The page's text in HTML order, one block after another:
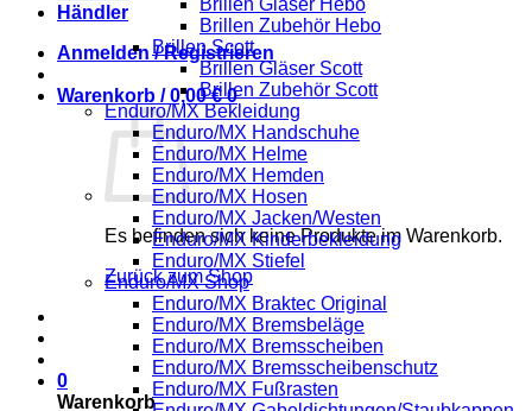
Händler
Anmelden / Registrieren
Warenkorb /0,00€ 0
Es befinden sich keine Produkte im Warenkorb.
Zurück zum Shop
0
Warenkorb
Brillen Gläser Hebo
Brillen Zubehör Hebo
Brillen Scott
Brillen Gläser Scott
Brillen Zubehör Scott
Enduro/MX Bekleidung
Enduro/MX Handschuhe
Enduro/MX Helme
Enduro/MX Hemden
Enduro/MX Hosen
Enduro/MX Jacken/Westen
Enduro/MX Kinderbekleidung
Enduro/MX Stiefel
Enduro/MX Shop
Enduro/MX Braktec Original
Enduro/MX Bremsbeläge
Enduro/MX Bremsscheiben
Enduro/MX Bremsscheibenschutz
Enduro/MX Fußrasten